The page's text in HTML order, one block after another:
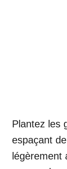
Plantez les
espaçant
légèrement